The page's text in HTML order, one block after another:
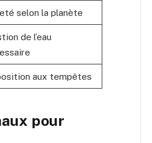
selon la planète
de l’eau
aux tempêtes
pour